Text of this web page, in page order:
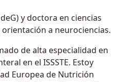
y doctora en ciencias
a neurociencias.
de alta especialidad en
en el ISSSTE. Estoy
Europea de Nutrición